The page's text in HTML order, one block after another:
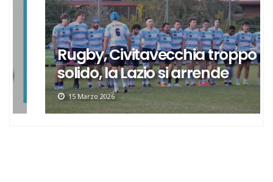
Rugby, Civitavecchia troppo
solido, la Lazio si arrende
15 Marzo 2026